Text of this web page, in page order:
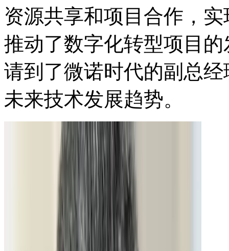
资源共享和项目合作，
推动了数字化转型项目的
请到了微诺时代的副总经
未来技术发展趋势。